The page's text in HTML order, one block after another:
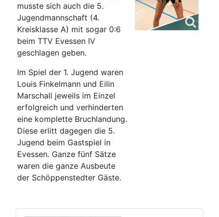
musste sich auch die 5.
Jugendmannschaft (4.
Kreisklasse A) mit sogar 0:6
beim TTV Evessen IV
geschlagen geben.
Im Spiel der 1. Jugend waren
Louis Finkelmann und Eilin
Marschall jeweils im Einzel
erfolgreich und verhinderten
eine komplette Bruchlandung.
Diese erlitt dagegen die 5.
Jugend beim Gastspiel in
Evessen. Ganze fünf Sätze
waren die ganze Ausbeute
der Schöppenstedter Gäste.